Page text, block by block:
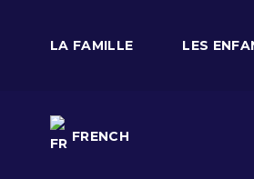
LA FAMILLE LES
FRENCH
FRENCH